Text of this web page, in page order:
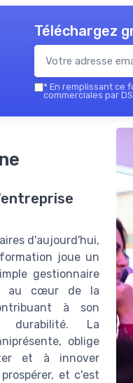
Téléchargez
* En remplissant ce
commerciales par
d'aujourd'hui,
joue un
gestionnaire
au cœur de la
à son
durabilité. La
oblige
et à innover
et c'est